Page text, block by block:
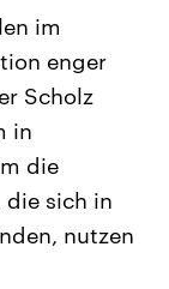
Beiträge,
und
die Vereinigten
Ländern
Einfluss auf
im
enger
Scholz
in
die
die sich in
nutzen